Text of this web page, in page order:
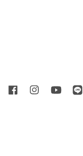
Facebook InstagramYouTube